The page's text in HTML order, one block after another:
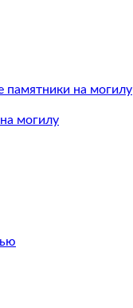
памятники на могилу
могилу